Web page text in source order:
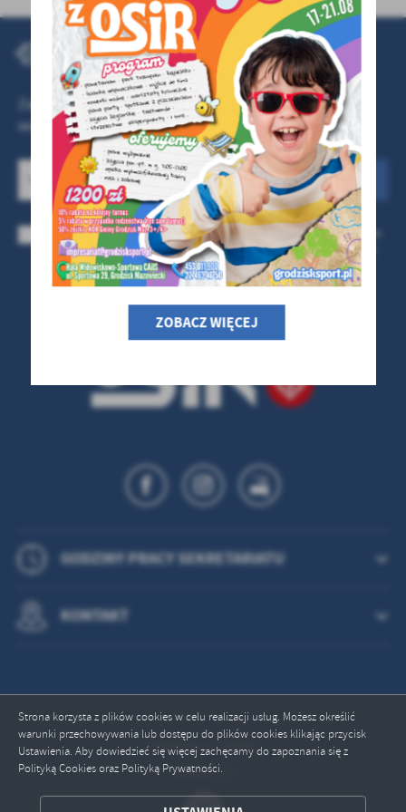
Strona korzysta z plików cookies w celu realizacji usług. Możesz określić
warunki przechowywania lub dostępu do plików cookies klikając przycisk
Ustawienia. Aby dowiedzieć się więcej zachęcamy do zapoznania się z
Polityką Cookies oraz Polityką Prywatności.
treści w postaci wiadomości, ofert, komunikatów mediów
społecznościowych.
NEWSLETTER
Zapisz się do naszego newslettera i otrzymuj najnowsze
wiadomości na podany adres e-mail
Wyrażam zgodę na otrzymywanie drogą elektroniczną na wskazany przeze mnie
adres e-mail informacji dotyczących świadczonych przez Administratora usług.
Zgoda może zostać cofnięta w każdym czasie.Polityka prywatności i plików
cookies **
GODZINY PRACY SEKRETARIATU
KONTAKT
Odwiedzin: 750453
Online: 27
ZOBACZ WIĘCEJ